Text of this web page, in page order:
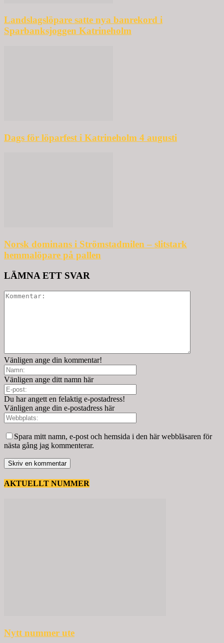
Landslagslöpare satte nya banrekord i
Sparbanksjoggen Katrineholm
Dags för löparfest i Katrineholm 4 augusti
Norsk dominans i Strömstadmilen – slitstark
hemmalöpare på pallen
LÄMNA ETT SVAR
Vänligen ange din kommentar!
Vänligen ange ditt namn här
Du har angett en felaktig e-postadress!
Vänligen ange din e-postadress här
Spara mitt namn, e-post och hemsida i den här webbläsaren för
nästa gång jag kommenterar.
AKTUELLT NUMMER
Nytt nummer ute